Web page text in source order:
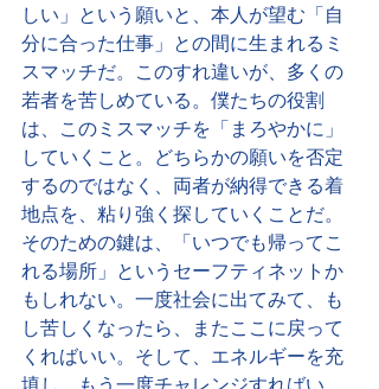
しい」という願いと、本人が望む「自
分に合った仕事」との間に生まれるミ
スマッチだ。このすれ違いが、多くの
若者を苦しめている。僕たちの役割
は、このミスマッチを「まろやかに」
していくこと。どちらかの願いを否定
するのではなく、両者が納得できる着
地点を、粘り強く探していくことだ。
そのための鍵は、「いつでも帰ってこ
れる場所」というセーフティネットか
もしれない。一度社会に出てみて、も
し苦しくなったら、またここに戻って
くればいい。そして、エネルギーを充
填し、もう一度チャレンジすればい